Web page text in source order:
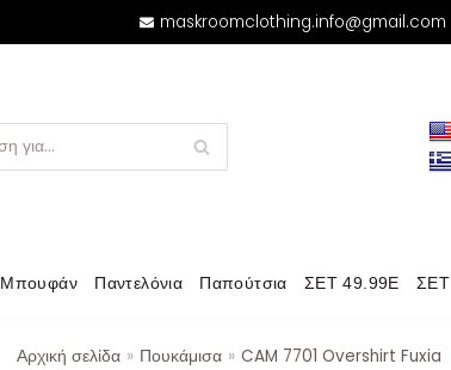
maskroomclothing.info@gmail.com
Μπουφάν Παντελόνια Παπούτσια ΣΕΤ 49.99Ε ΣΕΤ
Αρχική σελίδα » Πουκάμισα » CAM 7701 Overshirt Fuxia